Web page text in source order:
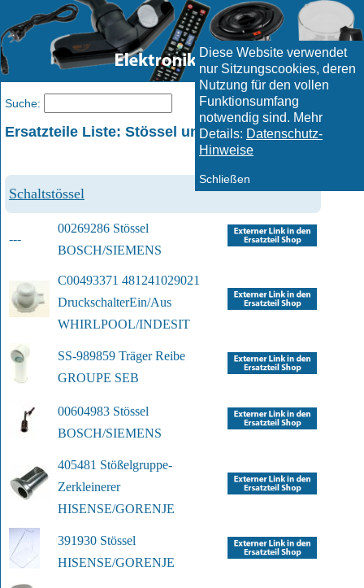
Diese Website verwendet
nur Sitzungscookies, deren
Nutzung für den vollen
Funktionsumfang
notwendig sind. Mehr
Details: Datenschutz-
Hinweise
Schließen
Ersatzteile Liste: Stössel und ähnliche Artikel
Schaltstössel
---
00269286 Stössel
BOSCH/SIEMENS
C00493371 481241029021
DruckschalterEin/Aus
WHIRLPOOL/INDESIT
SS-989859 Träger Reibe
GROUPE SEB
00604983 Stössel
BOSCH/SIEMENS
405481 Stößelgruppe-
Zerkleinerer
HISENSE/GORENJE
391930 Stössel
HISENSE/GORENJE
Suche: